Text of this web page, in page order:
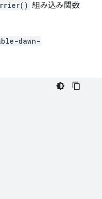
組み込み関数
dawn-